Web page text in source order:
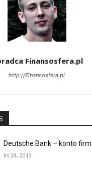
Finansosfera.pl
http://Finansosfera.pl
Deutsche Bank – konto
lis 28, 2013